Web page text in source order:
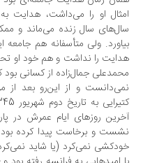
او را می‌داشت، هدایت به
سال زنده می‌ماند و ممکن بود
ولی متأسفانه هم جامعه ایران
را نداشت و هم خود او تحمل
جمال‌زاده از کسانی بود که
و از این‌رو بعد از مرگِ
روزهای ایام عمرش در پاریس
و برخاست پیدا کرده بود که
نمی‌کرد (یا شاید نمی‌کرد)».